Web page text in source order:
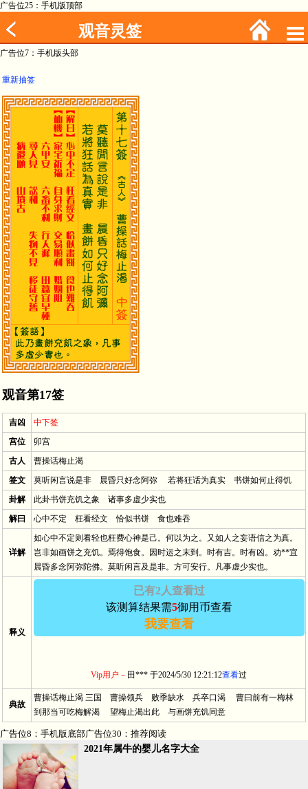
广告位25：手机版顶部
观音灵签
广告位7：手机版头部
重新抽签
观音第17签
吉凶
中下签
宫位
卯宫
古人
曹操话梅止渴
签文
莫听闲言说是非 晨昏只好念阿弥 若将狂话为真实 书饼如何止得饥
卦解
此卦书饼充饥之象 诸事多虚少实也
解曰
心中不定 枉看经文 恰似书饼 食也难吞
详解
如心中不定则看轻也枉费心神是己。何以为之。又如人之妄语信之为真。
岂非如画饼之充饥。焉得饱食。因时运之末到。时有吉。时有凶。劝**宜
晨昏多念阿弥陀佛。莫听闲言及是非。方可安行。凡事虚少实也。
释义
已有2人查看过
该测算结果需5御用币查看
我要查看
Vip用户－ 田*** 于2024/5/30 12:21:12查看过
Vip用户－s*** 于查看过
典故
曹操话梅止渴 三国 曹操领兵 败季缺水 兵卒口渴 曹曰前有一梅林
到那当可吃梅解渴 望梅止渴出此 与画饼充饥同意
广告位8：手机版底部广告位30：推荐阅读
2021年属牛的婴儿名字大全